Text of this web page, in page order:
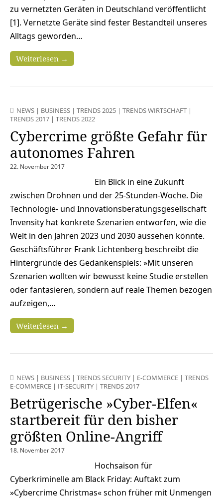
zu vernetzten Geräten in Deutschland veröffentlicht
[1]. Vernetzte Geräte sind fester Bestandteil unseres
Alltags geworden…
Weiterlesen →
NEWS | BUSINESS | TRENDS 2025 | TRENDS WIRTSCHAFT |
TRENDS 2017 | TRENDS 2022
Cybercrime größte Gefahr für
autonomes Fahren
22. November 2017
Ein Blick in eine Zukunft
zwischen Drohnen und der 25-Stunden-Woche. Die
Technologie- und Innovationsberatungsgesellschaft
Invensity hat konkrete Szenarien entworfen, wie die
Welt in den Jahren 2023 und 2030 aussehen könnte.
Geschäftsführer Frank Lichtenberg beschreibt die
Hintergründe des Gedankenspiels: »Mit unseren
Szenarien wollten wir bewusst keine Studie erstellen
oder fantasieren, sondern auf reale Themen bezogen
aufzeigen,…
Weiterlesen →
NEWS | BUSINESS | TRENDS SECURITY | E-COMMERCE | TRENDS
E-COMMERCE | IT-SECURITY | TRENDS 2017
Betrügerische »Cyber-Elfen«
startbereit für den bisher
größten Online-Angriff
18. November 2017
Hochsaison für
Cyberkriminelle am Black Friday: Auftakt zum
»Cybercrime Christmas« schon früher mit Unmengen